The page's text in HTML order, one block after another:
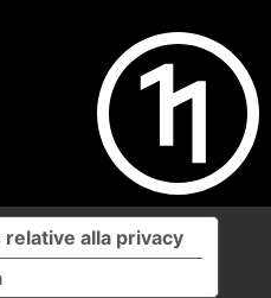
alla privacy